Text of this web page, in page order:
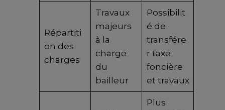
Répartiti
on des
charges
Travaux
majeurs
à la
charge
du
bailleur
Possibilit
é de
transfére
r taxe
foncière
et travaux
Plus